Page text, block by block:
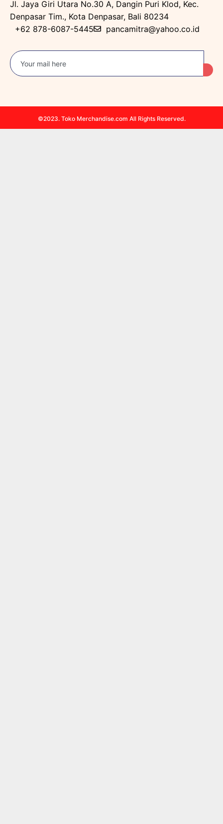
Jl. Jaya Giri Utara No.30 A, Dangin Puri Klod, Kec.
Denpasar Tim., Kota Denpasar, Bali 80234
+62 878-6087-5445
pancamitra@yahoo.co.id
©2023. Toko Merchandise.com All Rights Reserved.